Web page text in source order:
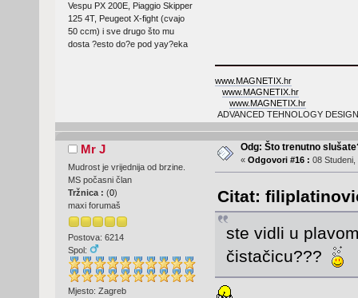
Vespu PX 200E, Piaggio Skipper
125 4T, Peugeot X-fight (cvajo
50 ccm) i sve drugo što mu
dosta ?esto do?e pod yay?eka
www.MAGNETIX.hr
www.MAGNETIX.hr
www.MAGNETIX.hr
ADVANCED TEHNOLOGY
Mr J
Mudrost je vrijednija od brzine.
MS počasni član
Tržnica : (0)
maxi forumaš
Postova: 6214
Spol:
Mjesto: Zagreb
Odg: Što trenutno
« Odgovori #16 : 08
Citat:
ste vidli u
čistačicu???